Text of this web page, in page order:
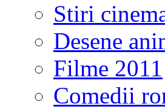
Stiri
Desene
Filme 2011
Comedii